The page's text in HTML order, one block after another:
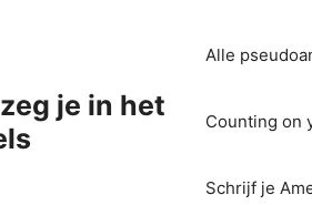
je in het
Alle
Counting on
Schrijf je